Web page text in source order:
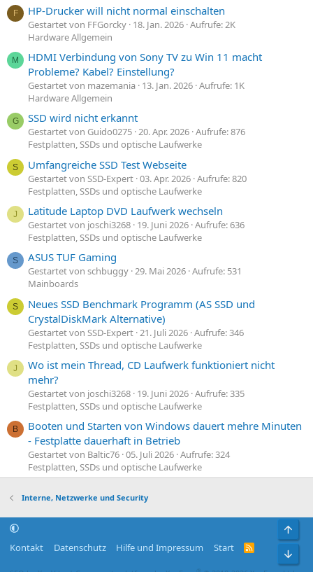
F HP-Drucker will nicht normal einschalten
Gestartet von FFGorcky 18. Jan. 2026 Aufrufe: 2K
Hardware Allgemein
M
HDMI Verbindung von Sony TV zu Win 11 macht
Probleme? Kabel? Einstellung?
Gestartet von mazemania 13. Jan. 2026 Aufrufe: 1K
Hardware Allgemein
G SSD wird nicht erkannt
Gestartet von Guido0275 20. Apr. 2026 Aufrufe: 876
Festplatten, SSDs und optische Laufwerke
S Umfangreiche SSD Test Webseite
Gestartet von SSD-Expert 03. Apr. 2026 Aufrufe: 820
Festplatten, SSDs und optische Laufwerke
J Latitude Laptop DVD Laufwerk wechseln
Gestartet von joschi3268 19. Juni 2026 Aufrufe: 636
Festplatten, SSDs und optische Laufwerke
S ASUS TUF Gaming
Gestartet von schbuggy 29. Mai 2026 Aufrufe: 531
Mainboards
S
Neues SSD Benchmark Programm (AS SSD und
CrystalDiskMark Alternative)
Gestartet von SSD-Expert 21. Juli 2026 Aufrufe: 346
Festplatten, SSDs und optische Laufwerke
J
Wo ist mein Thread, CD Laufwerk funktioniert nicht
mehr?
Gestartet von joschi3268 19. Juni 2026 Aufrufe: 335
Festplatten, SSDs und optische Laufwerke
B
Booten und Starten von Windows dauert mehre Minuten
- Festplatte dauerhaft in Betrieb
Gestartet von Baltic76 05. Juli 2026 Aufrufe: 324
Festplatten, SSDs und optische Laufwerke
Interne, Netzwerke und Security
Kontakt Datenschutz Hilfe und Impressum Start
R